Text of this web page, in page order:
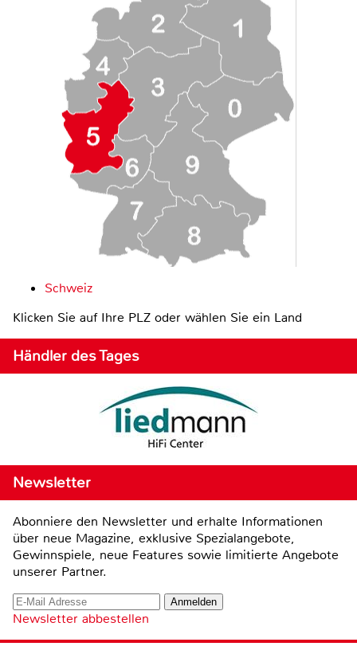
Schweiz
Klicken Sie auf Ihre PLZ oder wählen Sie ein Land
Händler des Tages
Newsletter
Abonniere den Newsletter und erhalte Informationen
über neue Magazine, exklusive Spezialangebote,
Gewinnspiele, neue Features sowie limitierte Angebote
unserer Partner.
Newsletter abbestellen